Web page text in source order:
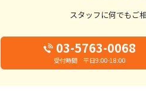
スタッフに何でもご
03-5763-0068
受付時間 平日9:00-18:00